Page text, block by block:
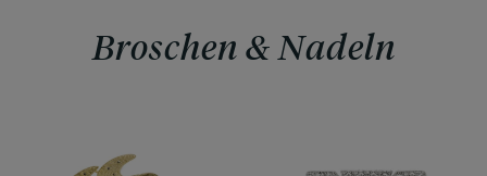
Broschen & Nadeln